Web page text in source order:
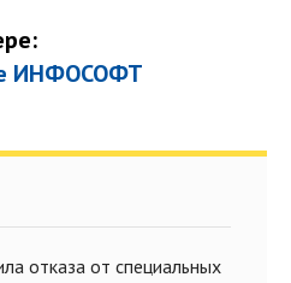
ИНФОСОФТ
отказа от специальных